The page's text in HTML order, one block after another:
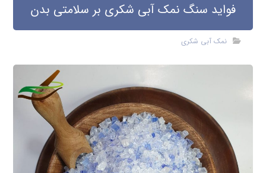
فواید سنگ نمک آبی شکری بر سلامتی بدن
نمک آبی شکری